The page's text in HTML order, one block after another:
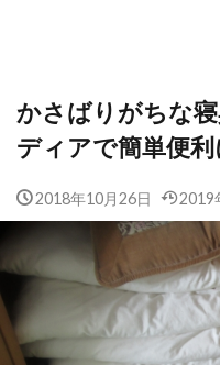
かさばりがちな
ディアで簡単便利
2018年10月26日 2019